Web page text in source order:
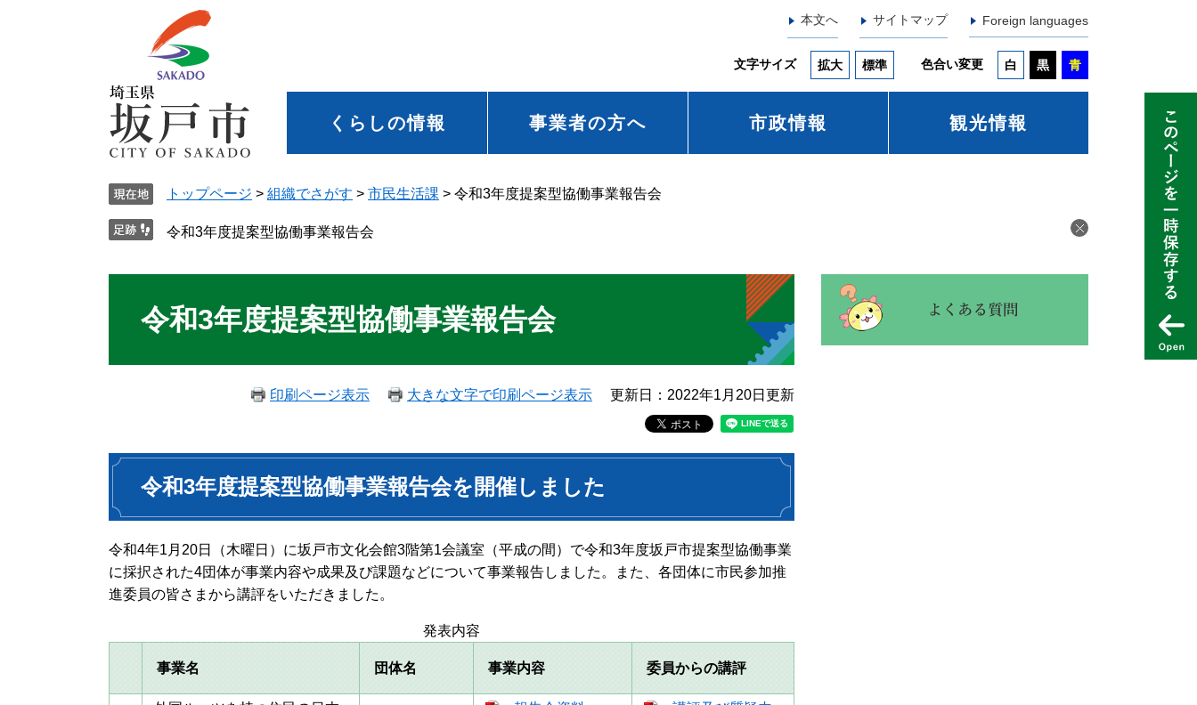
本文へ サイトマップ Foreign languages
文字サイズ 拡大 標準 色合い変更 白 黒 青
くらしの情報 事業者の方へ 市政情報 観光情報
トップページ > 組織でさがす > 市民生活課 > 令和3年度提案型協働事業報告会
令和3年度提案型協働事業報告会
令和3年度提案型協働事業報告会
印刷ページ表示 大きな文字で印刷ページ表示 更新日：2022年1月20日更新
令和3年度提案型協働事業報告会を開催しました
令和4年1月20日（木曜日）に坂戸市文化会館3階第1会議室（平成の間）で令和3年度坂戸市提案型協働事業
に採択された4団体が事業内容や成果及び課題などについて事業報告しました。また、各団体に市民参加推
進委員の皆さまから講評をいただきました。
発表内容
事業名 団体名 事業内容 委員からの講評